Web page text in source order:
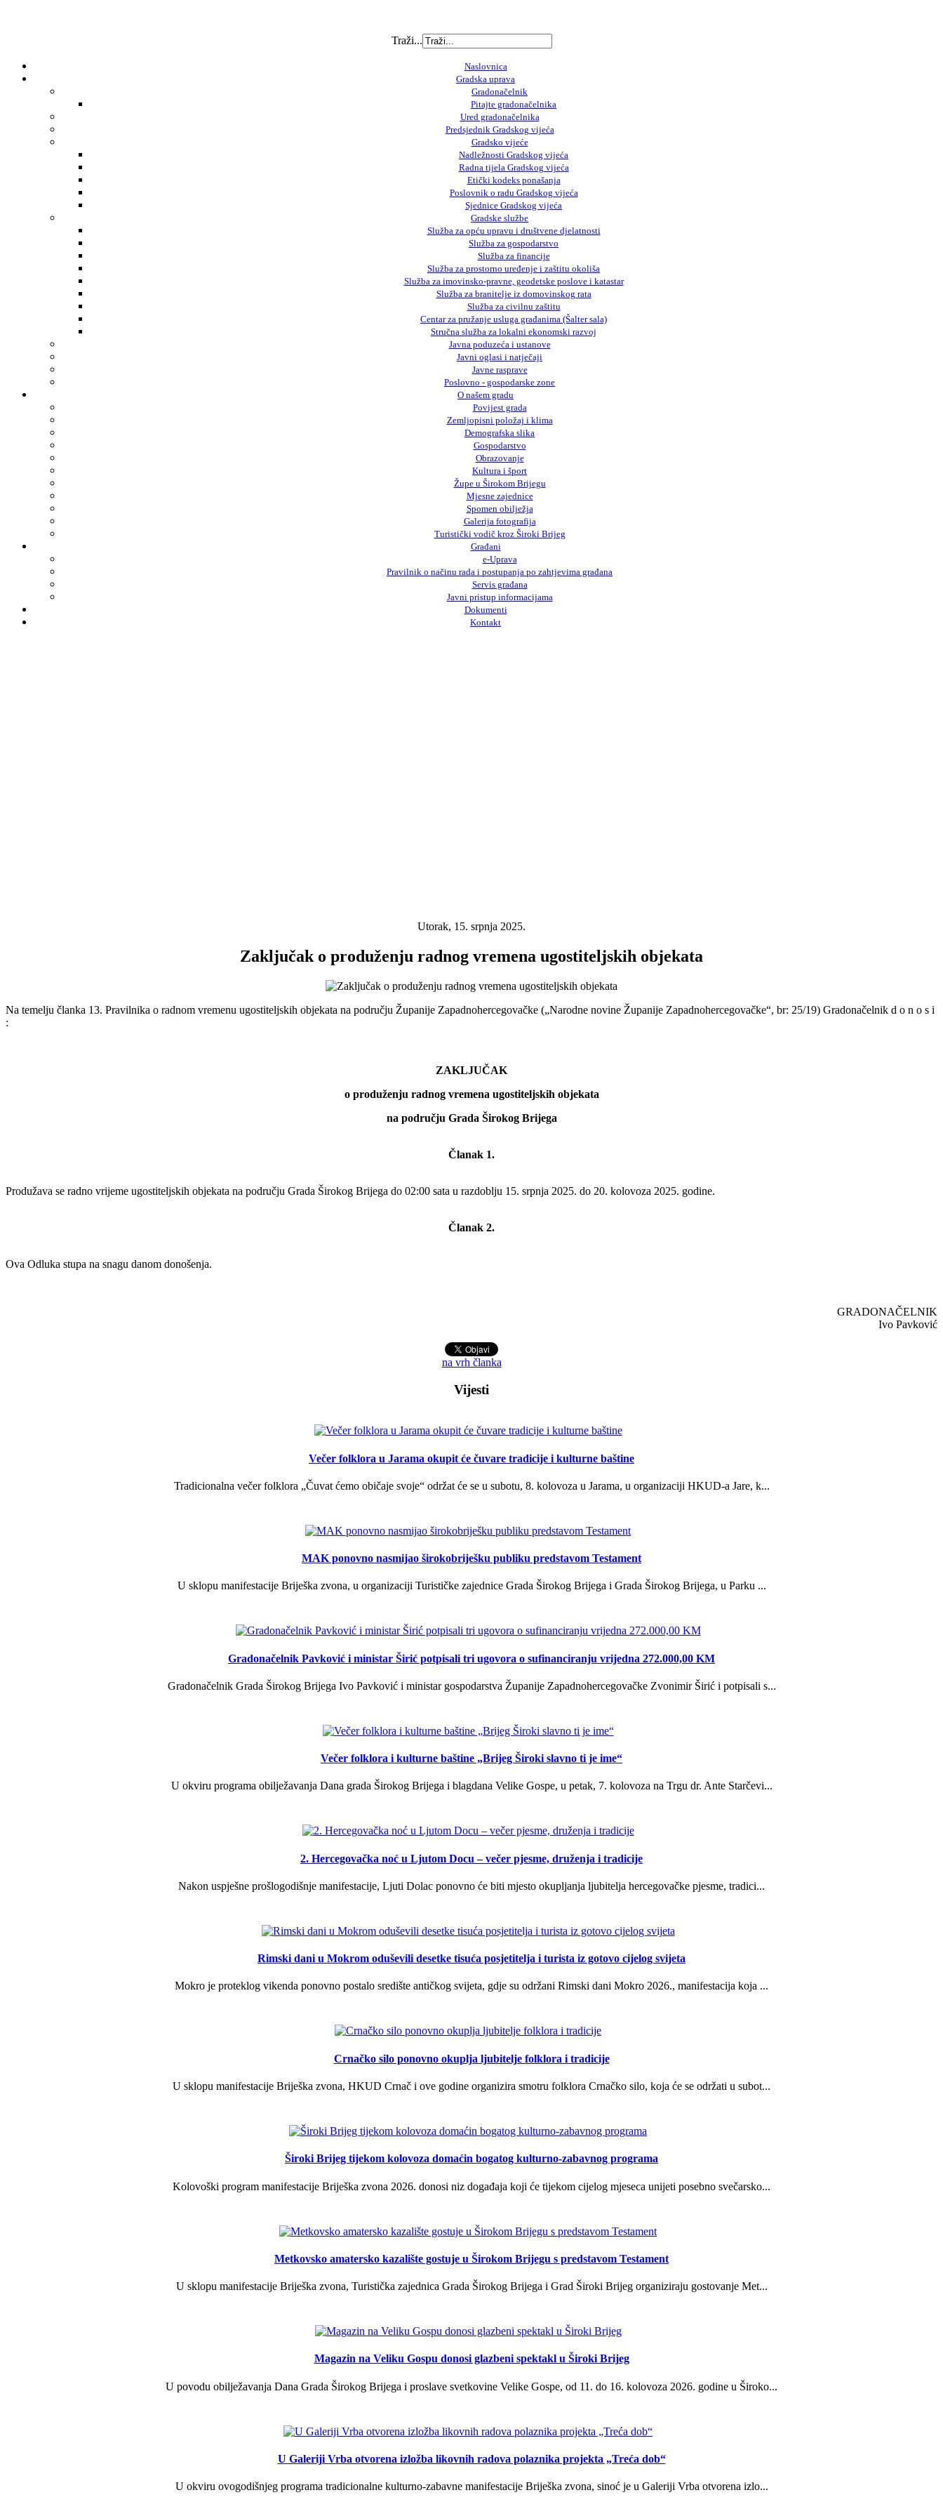
Traži...
Naslovnica
Gradska uprava
Gradonačelnik
Pitajte gradonačelnika
Ured gradonačelnika
Predsjednik Gradskog vijeća
Gradsko vijeće
Nadležnosti Gradskog vijeća
Radna tijela Gradskog vijeća
Etički kodeks ponašanja
Poslovnik o radu Gradskog vijeća
Sjednice Gradskog vijeća
Gradske službe
Služba za opću upravu i društvene djelatnosti
Služba za gospodarstvo
Služba za financije
Služba za prostorno uređenje i zaštitu okoliša
Služba za imovinsko-pravne, geodetske poslove i katastar
Služba za branitelje iz domovinskog rata
Služba za civilnu zaštitu
Centar za pružanje usluga građanima (Šalter sala)
Stručna služba za lokalni ekonomski razvoj
Javna poduzeća i ustanove
Javni oglasi i natječaji
Javne rasprave
Poslovno - gospodarske zone
O našem gradu
Povijest grada
Zemljopisni položaj i klima
Demografska slika
Gospodarstvo
Obrazovanje
Kultura i šport
Župe u Širokom Brijegu
Mjesne zajednice
Spomen obilježja
Galerija fotografija
Turistički vodič kroz Široki Brijeg
Građani
e-Uprava
Pravilnik o načinu rada i postupanja po zahtjevima građana
Servis građana
Javni pristup informacijama
Dokumenti
Kontakt
Utorak, 15. srpnja 2025.
Zaključak o produženju radnog vremena ugostiteljskih objekata
Na temelju članka 13. Pravilnika o radnom vremenu ugostiteljskih objekata na području Županije Zapadnohercegovačke („Narodne novine Županije Zapadnohercegovačke“, br: 25/19) Gradonačelnik d o n o s i
:
ZAKLJUČAK
o produženju radnog vremena ugostiteljskih objekata
na području Grada Širokog Brijega
Članak 1.
Produžava se radno vrijeme ugostiteljskih objekata na području Grada Širokog Brijega do 02:00 sata u razdoblju 15. srpnja 2025. do 20. kolovoza 2025. godine.
Članak 2.
Ova Odluka stupa na snagu danom donošenja.
GRADONAČELNIK
Ivo Pavković
na vrh članka
Vijesti
Večer folklora u Jarama okupit će čuvare tradicije i kulturne baštine
Tradicionalna večer folklora „Čuvat ćemo običaje svoje“ održat će se u subotu, 8. kolovoza u Jarama, u organizaciji HKUD-a Jare, k...
MAK ponovno nasmijao širokobriješku publiku predstavom Testament
U sklopu manifestacije Briješka zvona, u organizaciji Turističke zajednice Grada Širokog Brijega i Grada Širokog Brijega, u Parku ...
Gradonačelnik Pavković i ministar Širić potpisali tri ugovora o sufinanciranju vrijedna 272.000,00 KM
Gradonačelnik Grada Širokog Brijega Ivo Pavković i ministar gospodarstva Županije Zapadnohercegovačke Zvonimir Širić i potpisali s...
Večer folklora i kulturne baštine „Brijeg Široki slavno ti je ime“
U okviru programa obilježavanja Dana grada Širokog Brijega i blagdana Velike Gospe, u petak, 7. kolovoza na Trgu dr. Ante Starčevi...
2. Hercegovačka noć u Ljutom Docu – večer pjesme, druženja i tradicije
Nakon uspješne prošlogodišnje manifestacije, Ljuti Dolac ponovno će biti mjesto okupljanja ljubitelja hercegovačke pjesme, tradici...
Rimski dani u Mokrom oduševili desetke tisuća posjetitelja i turista iz gotovo cijelog svijeta
Mokro je proteklog vikenda ponovno postalo središte antičkog svijeta, gdje su održani Rimski dani Mokro 2026., manifestacija koja ...
Crnačko silo ponovno okuplja ljubitelje folklora i tradicije
U sklopu manifestacije Briješka zvona, HKUD Crnač i ove godine organizira smotru folklora Crnačko silo, koja će se održati u subot...
Široki Brijeg tijekom kolovoza domaćin bogatog kulturno-zabavnog programa
Kolovoški program manifestacije Briješka zvona 2026. donosi niz događaja koji će tijekom cijelog mjeseca unijeti posebno svečarsko...
Metkovsko amatersko kazalište gostuje u Širokom Brijegu s predstavom Testament
U sklopu manifestacije Briješka zvona, Turistička zajednica Grada Širokog Brijega i Grad Široki Brijeg organiziraju gostovanje Met...
Magazin na Veliku Gospu donosi glazbeni spektakl u Široki Brijeg
U povodu obilježavanja Dana Grada Širokog Brijega i proslave svetkovine Velike Gospe, od 11. do 16. kolovoza 2026. godine u Široko...
U Galeriji Vrba otvorena izložba likovnih radova polaznika projekta „Treća dob“
U okviru ovogodišnjeg programa tradicionalne kulturno-zabavne manifestacije Briješka zvona, sinoć je u Galeriji Vrba otvorena izlo...